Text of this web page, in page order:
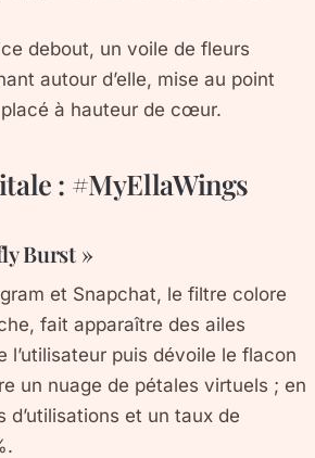
debout, un voile de fleurs
autour d’elle, mise au point
à hauteur de cœur.
: #MyEllaWings
Burst »
et Snapchat, le filtre colore
fait apparaître des ailes
l’utilisateur puis dévoile le flacon
un nuage de pétales virtuels ; en
d’utilisations et un taux de